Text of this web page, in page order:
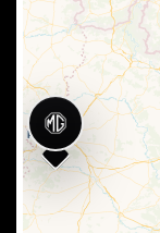
Lun - Ven
Appeler
Lun - Ven
Samedi
Lun - Ven